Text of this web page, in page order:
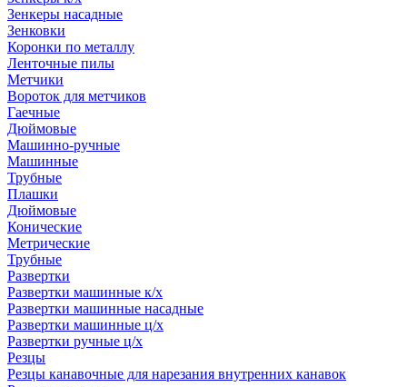
Зенкеры насадные
Зенковки
Коронки по металлу
Ленточные пилы
Метчики
Вороток для метчиков
Гаечные
Дюймовые
Машинно-ручные
Машинные
Трубные
Плашки
Дюймовые
Конические
Метрические
Трубные
Развертки
Развертки машинные к/х
Развертки машинные насадные
Развертки машинные ц/х
Развертки ручные ц/х
Резцы
Резцы канавочные для нарезания внутренних канавок